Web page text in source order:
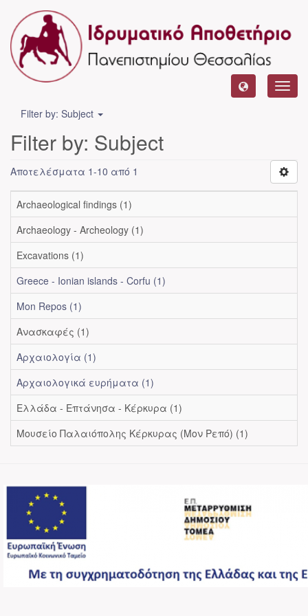
Filter by: Subject
Filter by: Subject
Αποτελέσματα 1-10 από 1
Archaeological findings (1)
Archaeology - Archeology (1)
Excavations (1)
Greece - Ionian islands - Corfu (1)
Mon Repos (1)
Ανασκαφές (1)
Αρχαιολογία (1)
Αρχαιολογικά ευρήματα (1)
Ελλάδα - Επτάνησα - Κέρκυρα (1)
Μουσείο Παλαιόπολης Κέρκυρας (Μον Ρεπό) (1)